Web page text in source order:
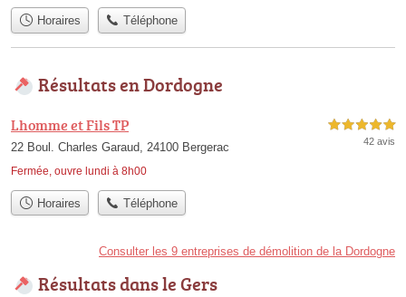
Horaires Téléphone
Résultats en Dordogne
Lhomme et Fils TP
22 Boul. Charles Garaud, 24100 Bergerac
Fermée, ouvre lundi à 8h00
5,0 étoiles sur 5
42 avis
Horaires Téléphone
Consulter les 9 entreprises de démolition de la Dordogne
Résultats dans le Gers